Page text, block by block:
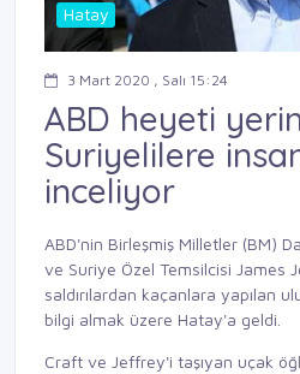
Hatay
3 Mart 2020 , Salı 15:24
ABD heyeti
Suriyelilere
inceliyor
ABD'nin Birleşmiş Milletler (BM)
ve Suriye Özel Temsilcisi James
saldırılardan kaçanlara yapılan
bilgi almak üzere Hatay'a geldi.
Craft ve Jeffrey'i taşıyan uçak